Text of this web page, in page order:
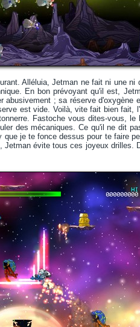
Alléluia, Jetman ne fait ni une ni
En bon prévoyant qu'il est,
abusivement ; sa réserve d'oxygène
est vide. Voilà, vite fait bien fait,
Fastoche vous dites-vous,
des mécaniques. Ce qu'il ne dit
je te fonce dessus pour te faire
évite tous ces joyeux drilles.